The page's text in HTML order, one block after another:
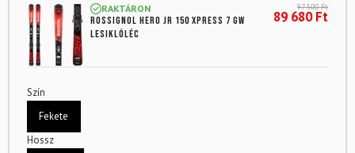
5-ből,
értékelés
alapján
RAKTÁRON
ROSSIGNOL Hero Jr 150 XPRESS 7 GW
lesiklóléc
97 500Ft
89 680Ft
Szín
Fekete
Hossz